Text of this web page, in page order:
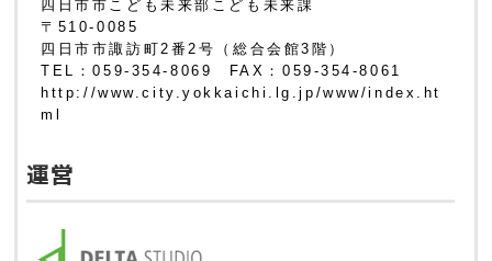
四日市市こども未来部こども未来課
〒510-0085
四日市市諏訪町2番2号（総合会館3階）
TEL：059-354-8069 FAX：059-354-8061
http://www.city.yokkaichi.lg.jp/www/index.ht
ml
運営